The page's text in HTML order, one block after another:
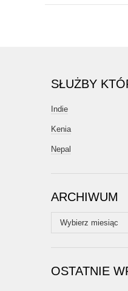
SŁUŻBY
Indie
Kenia
Nepal
ARCHIWUM
Archiwum
OSTATNIE